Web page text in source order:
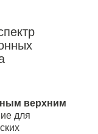
верхним
для